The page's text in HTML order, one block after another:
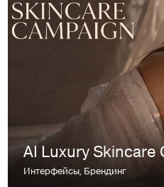
Интерфейсы, Брендинг